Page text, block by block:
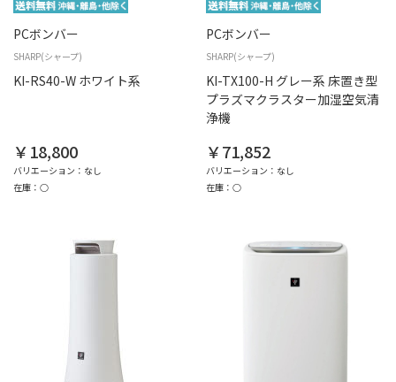
PCボンバー
SHARP(シャープ)
KI-RS40-W ホワイト系
￥18,800
バリエーション：なし
在庫：○
PCボンバー
SHARP(シャープ)
KI-TX100-H グレー系 床置き型
プラズマクラスター加湿空気清
浄機
￥71,852
バリエーション：なし
在庫：○